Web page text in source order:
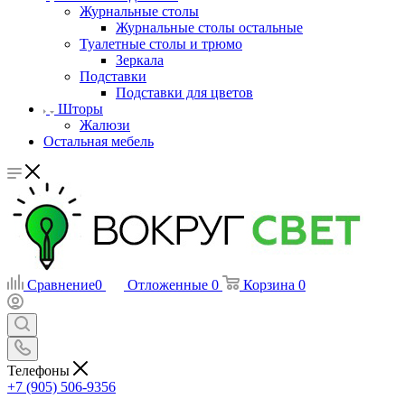
Журнальные столы
Журнальные столы остальные
Туалетные столы и трюмо
Зеркала
Подставки
Подставки для цветов
Шторы
Жалюзи
Остальная мебель
Сравнение0 Отложенные 0 Корзина 0
Телефоны
+7 (905) 506-9356